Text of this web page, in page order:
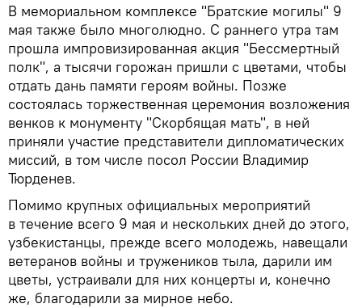
В мемориальном комплексе "Братские могилы" 9
мая также было многолюдно. С раннего утра там
прошла импровизированная акция "Бессмертный
полк", а тысячи горожан пришли с цветами, чтобы
отдать дань памяти героям войны. Позже
состоялась торжественная церемония возложения
венков к монументу "Скорбящая мать", в ней
приняли участие представители дипломатических
миссий, в том числе посол России Владимир
Тюрденев.
Помимо крупных официальных мероприятий
в течение всего 9 мая и нескольких дней до этого,
узбекистанцы, прежде всего молодежь, навещали
ветеранов войны и тружеников тыла, дарили им
цветы, устраивали для них концерты и, конечно
же, благодарили за мирное небо.